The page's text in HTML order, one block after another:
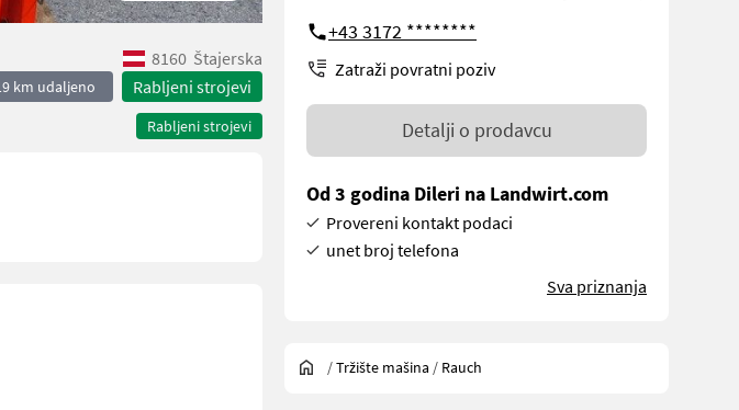
8160 Štajerska
km udaljeno Rabljeni strojevi
Rabljeni strojevi
+43 3172 ********
Zatraži povratni poziv
Detalji o prodavcu
Od 3 godina Dileri na Landwirt.com
Provereni kontakt podaci
unet broj telefona
Sva priznanja
/Tržište mašina / Rauch